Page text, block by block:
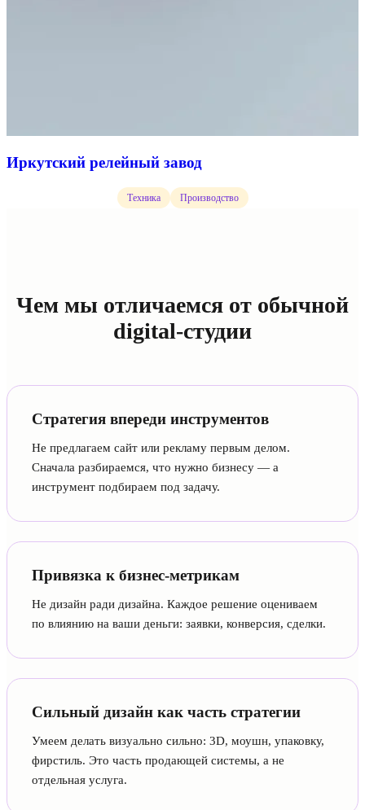
Иркутский релейный завод
Техника Производство
Чем мы отличаемся от обычной
digital-студии
Стратегия впереди инструментов
Не предлагаем сайт или рекламу первым делом.
Сначала разбираемся, что нужно бизнесу — а
инструмент подбираем под задачу.
Привязка к бизнес-метрикам
Не дизайн ради дизайна. Каждое решение оцениваем
по влиянию на ваши деньги: заявки, конверсия, сделки.
Сильный дизайн как часть стратегии
Умеем делать визуально сильно: 3D, моушн, упаковку,
фирстиль. Это часть продающей системы, а не
отдельная услуга.